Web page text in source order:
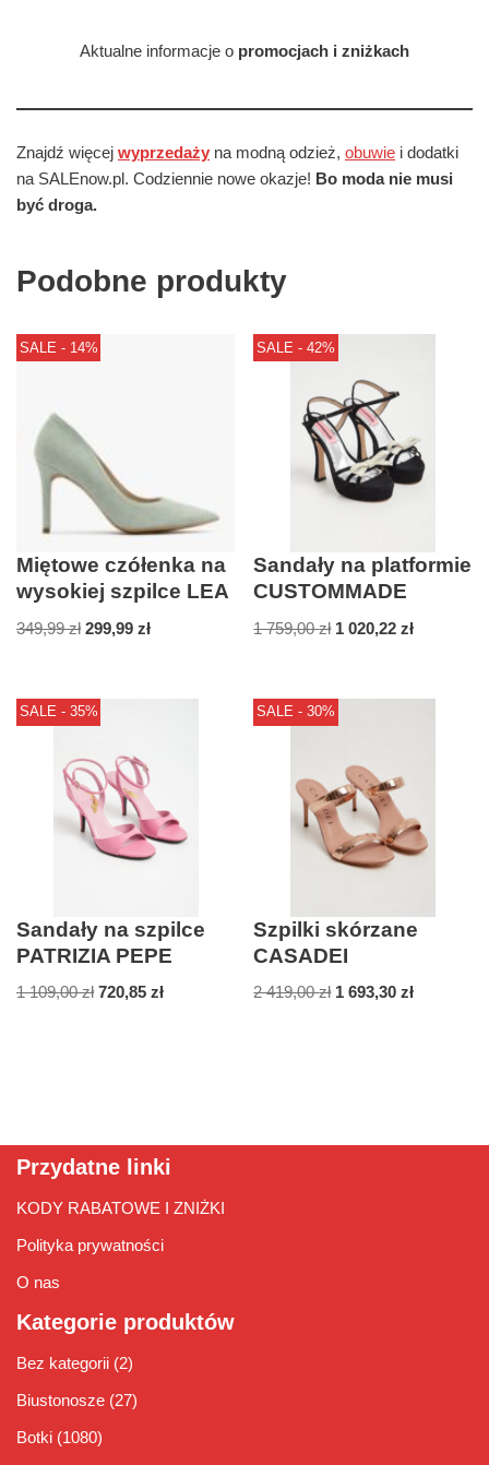
Aktualne informacje o promocjach i zniżkach
Znajdź więcej wyprzedaży na modną odzież, obuwie i dodatki
na SALEnow.pl. Codziennie nowe okazje! Bo moda nie musi
być droga.
Podobne produkty
SALE - 14%
Miętowe czółenka na
wysokiej szpilce LEA
349,99zł 299,99 zł
SALE - 42%
Sandały na platformie
CUSTOMMADE
1 759,00zł 1 020,22zł
SALE - 35%
Sandały na szpilce
PATRIZIA PEPE
1 109,00zł 720,85 zł
SALE - 30%
Szpilki skórzane
CASADEI
2 419,00zł 1 693,30zł
Przydatne linki
KODY RABATOWE I ZNIŻKI
Polityka prywatności
O nas
Kategorie produktów
Bez kategorii (2)
Biustonosze (27)
Botki (1080)